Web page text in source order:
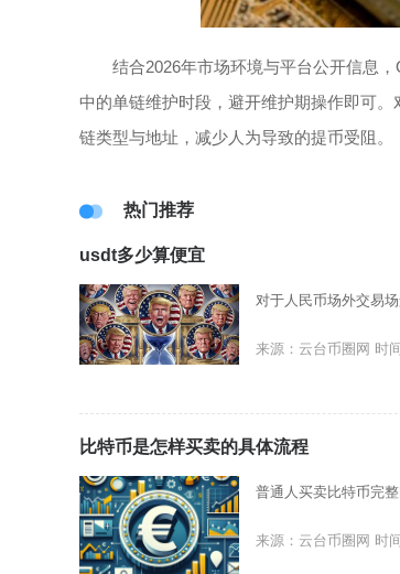
结合2026年市场环境与平台公开信息
中的单链维护时段，避开维护期操作即可
链类型与地址，减少人为导致的提币受阻。
热门推荐
usdt多少算便宜
对于人民币场外交易
来源：云台币圈网 时
比特币是怎样买卖的具体流程
普通人买卖比特币完
来源：云台币圈网 时